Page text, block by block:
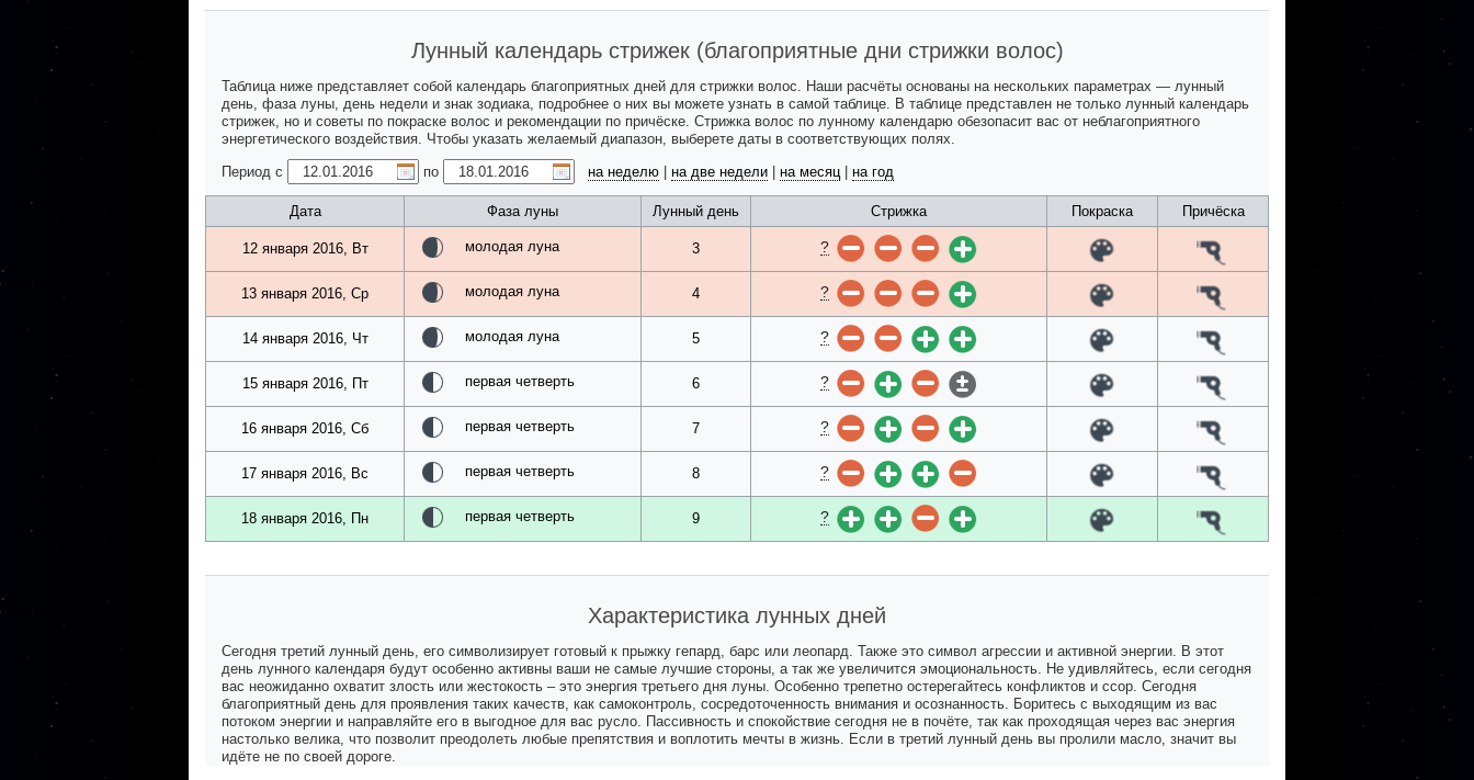
Лунный календарь стрижек (благоприятные дни стрижки волос)
Таблица ниже представляет собой календарь благоприятных дней для стрижки волос. Наши расчёты основаны на нескольких параметрах — лунный
день, фаза луны, день недели и знак зодиака, подробнее о них вы можете узнать в самой таблице. В таблице представлен не только лунный календарь
стрижек, но и советы по покраске волос и рекомендации по причёске. Стрижка волос по лунному календарю обезопасит вас от неблагоприятного
энергетического воздействия. Чтобы указать желаемый диапазон, выберете даты в соответствующих полях.
Период с
по на неделю на две недели на месяц| на год
Дата Фаза луны Лунный день Стрижка Покраска Причёска
12 января 2016, Вт молодая луна 3 ?
13 января 2016, Ср молодая луна 4 ?
14 января 2016, Чт молодая луна 5 ?
15 января 2016, Пт первая четверть 6 ?
16 января 2016, Сб первая четверть 7 ?
17 января 2016, Вс первая четверть 8 ?
18 января 2016, Пн первая четверть 9 ?
Характеристика лунных дней
Сегодня третий лунный день, его символизирует готовый к прыжку гепард, барс или леопард. Также это символ агрессии и активной энергии. В этот
день лунного календаря будут особенно активны ваши не самые лучшие стороны, а так же увеличится эмоциональность. Не удивляйтесь, если сегодня
вас неожиданно охватит злость или жестокость – это энергия третьего дня луны. Особенно трепетно остерегайтесь конфликтов и ссор. Сегодня
благоприятный день для проявления таких качеств, как самоконтроль, сосредоточенность внимания и осознанность. Боритесь с выходящим из вас
потоком энергии и направляйте его в выгодное для вас русло. Пассивность и спокойствие сегодня не в почёте, так как проходящая через вас энергия
настолько велика, что позволит преодолеть любые препятствия и воплотить мечты в жизнь. Если в третий лунный день вы пролили масло, значит вы
идёте не по своей дороге.